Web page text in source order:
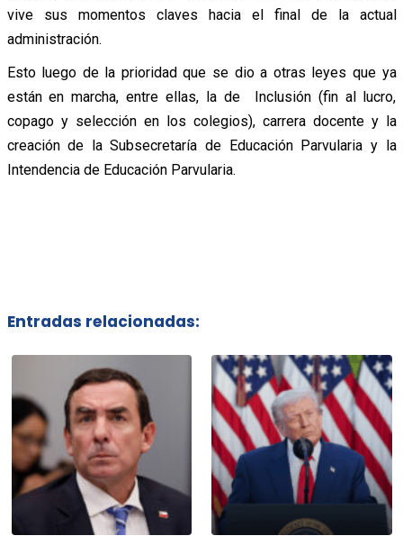
vive sus momentos claves hacia el final de la actual
administración.
Esto luego de la prioridad que se dio a otras leyes que ya
están en marcha, entre ellas, la de Inclusión (fin al lucro,
copago y selección en los colegios), carrera docente y la
creación de la Subsecretaría de Educación Parvularia y la
Intendencia de Educación Parvularia.
Entradas relacionadas: